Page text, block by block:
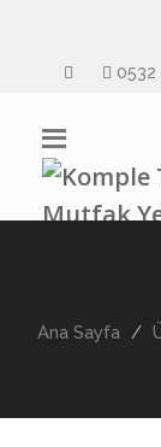
Ana Sayfa